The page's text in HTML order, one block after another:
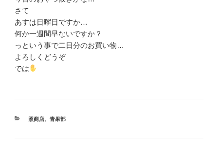
さて
あすは日曜日ですか…
何か一週間早ないですか？
っという事で二日分のお買い物…
よろしくどうぞ
では
カ
照商店、 青果部